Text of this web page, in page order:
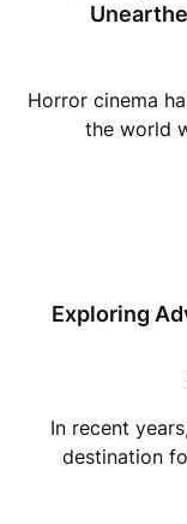
Horror cinema
the world
Exploring
In recent
destination